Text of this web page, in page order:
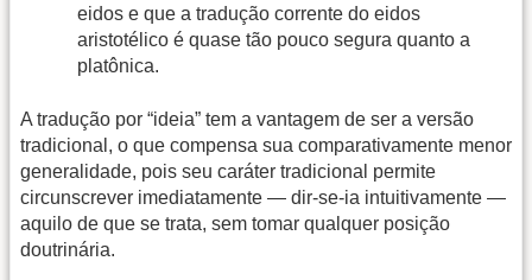
eidos e que a tradução corrente do eidos
aristotélico é quase tão pouco segura quanto a
platônica.
A tradução por “ideia” tem a vantagem de ser a versão
tradicional, o que compensa sua comparativamente menor
generalidade, pois seu caráter tradicional permite
circunscrever imediatamente — dir-se-ia intuitivamente —
aquilo de que se trata, sem tomar qualquer posição
doutrinária.